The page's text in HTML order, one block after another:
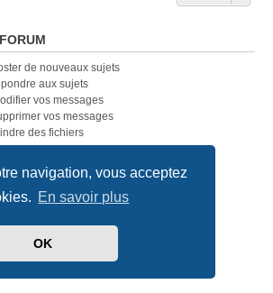
navigation, vous acceptez
En savoir plus
OK
de nouveaux sujets
aux sujets
vos messages
vos messages
des fichiers
Nous contacter